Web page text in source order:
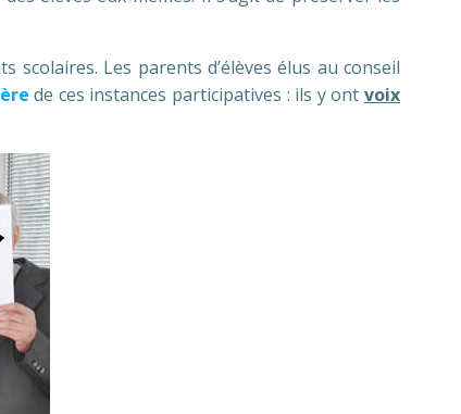
Les parents d’élèves élus au conseil
de ces instances participatives : ils y ontvoix